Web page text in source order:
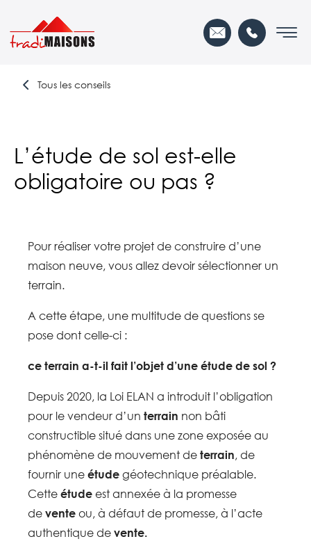
Tous les conseils
L’étude de sol est-elle
obligatoire ou pas ?
Pour réaliser votre projet de construire d’une
maison neuve, vous allez devoir sélectionner un
terrain.
A cette étape, une multitude de questions se
pose dont celle-ci :
ce terrain a-t-il fait l’objet d’une étude de sol ?
Depuis 2020, la Loi ELAN a introduit l’obligation
pour le vendeur d’un terrain non bâti
constructible situé dans une zone exposée au
phénomène de mouvement de terrain, de
fournir une étude géotechnique préalable.
Cette étude est annexée à la promesse
de vente ou, à défaut de promesse, à l’acte
authentique de vente.